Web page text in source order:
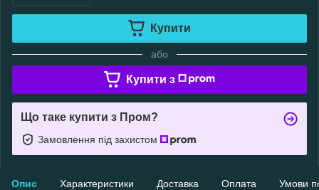
Купити
або
Купити з
Що таке купити з Пром?
Замовлення під захистом
Опис Характеристики Доставка Оплата Умови